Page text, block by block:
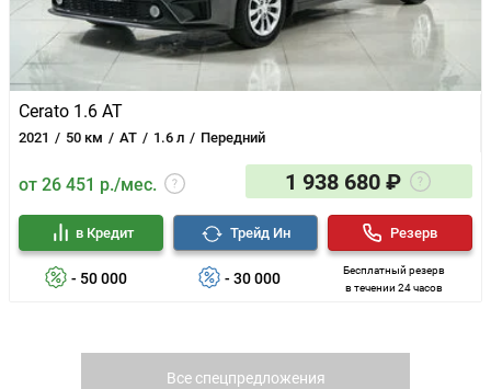
Cerato 1.6 AT
2021 50 км AT 1.6 л Передний
от 26 451 р./мес. 1 938 680 ₽
- 50 000
в Кредит
- 30 000
Трейд Ин
Бесплатный резерв
в течении 24 часов
Резерв
Все спецпредложения